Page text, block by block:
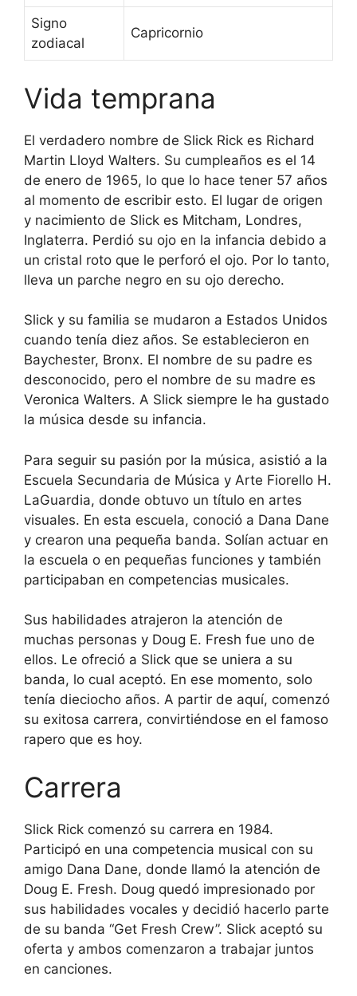
Signo
zodiacal
Capricornio
Vida temprana
El verdadero nombre de Slick Rick es Richard
Martin Lloyd Walters. Su cumpleaños es el 14
de enero de 1965, lo que lo hace tener 57 años
al momento de escribir esto. El lugar de origen
y nacimiento de Slick es Mitcham, Londres,
Inglaterra. Perdió su ojo en la infancia debido a
un cristal roto que le perforó el ojo. Por lo tanto,
lleva un parche negro en su ojo derecho.
Slick y su familia se mudaron a Estados Unidos
cuando tenía diez años. Se establecieron en
Baychester, Bronx. El nombre de su padre es
desconocido, pero el nombre de su madre es
Veronica Walters. A Slick siempre le ha gustado
la música desde su infancia.
Para seguir su pasión por la música, asistió a la
Escuela Secundaria de Música y Arte Fiorello H.
LaGuardia, donde obtuvo un título en artes
visuales. En esta escuela, conoció a Dana Dane
y crearon una pequeña banda. Solían actuar en
la escuela o en pequeñas funciones y también
participaban en competencias musicales.
Sus habilidades atrajeron la atención de
muchas personas y Doug E. Fresh fue uno de
ellos. Le ofreció a Slick que se uniera a su
banda, lo cual aceptó. En ese momento, solo
tenía dieciocho años. A partir de aquí, comenzó
su exitosa carrera, convirtiéndose en el famoso
rapero que es hoy.
Carrera
Slick Rick comenzó su carrera en 1984.
Participó en una competencia musical con su
amigo Dana Dane, donde llamó la atención de
Doug E. Fresh. Doug quedó impresionado por
sus habilidades vocales y decidió hacerlo parte
de su banda “Get Fresh Crew”. Slick aceptó su
oferta y ambos comenzaron a trabajar juntos
en canciones.